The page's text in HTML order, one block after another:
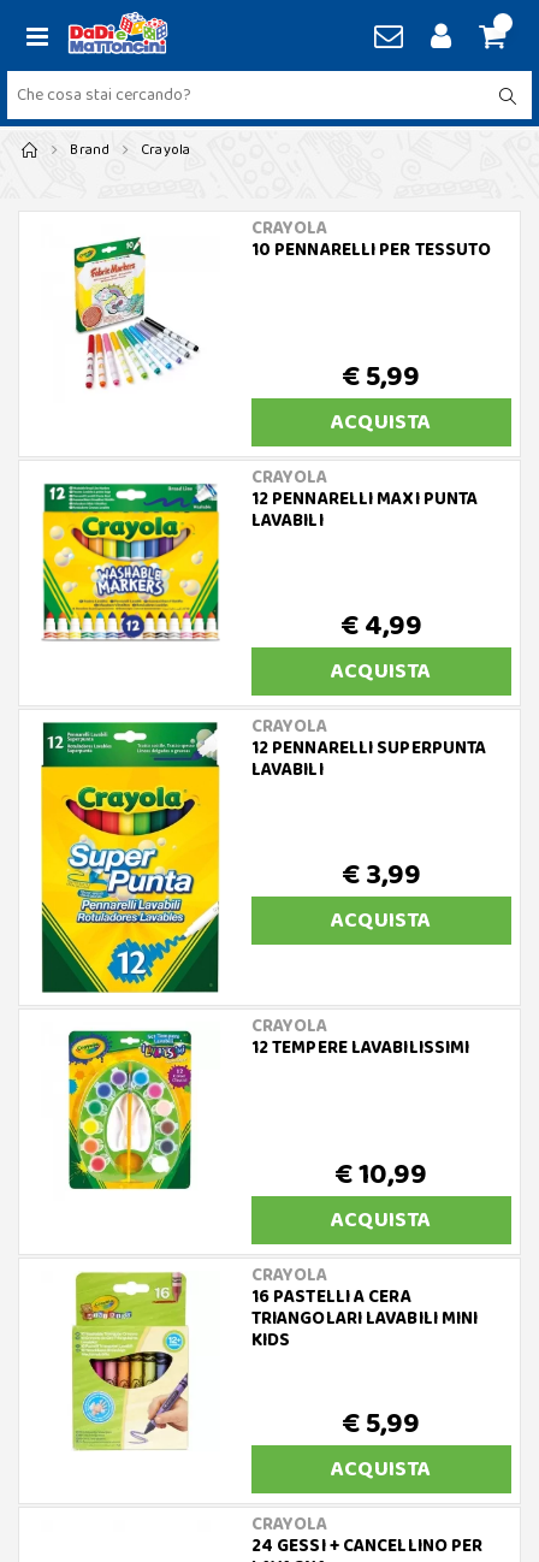
Brand Crayola
CRAYOLA
10 PENNARELLI PER TESSUTO
€ 5,99
ACQUISTA
CRAYOLA
12 PENNARELLI MAXI PUNTA
LAVABILI
€ 4,99
ACQUISTA
CRAYOLA
12 PENNARELLI SUPERPUNTA
LAVABILI
€ 3,99
ACQUISTA
CRAYOLA
12 TEMPERE LAVABILISSIMI
€ 10,99
ACQUISTA
CRAYOLA
16 PASTELLI A CERA
TRIANGOLARI LAVABILI MINI
KIDS
€ 5,99
ACQUISTA
CRAYOLA
24 GESSI + CANCELLINO PER